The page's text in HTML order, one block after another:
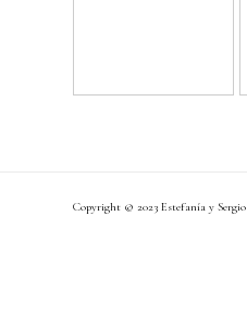
Copyright © 2023 Estefanía y Sergio